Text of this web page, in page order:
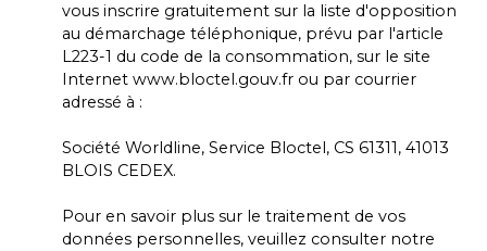
vous inscrire gratuitement sur la liste d'opposition
au démarchage téléphonique, prévu par l'article
L223-1 du code de la consommation, sur le site
Internet www.bloctel.gouv.fr ou par courrier
adressé à :
Société Worldline, Service Bloctel, CS 61311, 41013
BLOIS CEDEX.
Pour en savoir plus sur le traitement de vos
données personnelles, veuillez consulter notre